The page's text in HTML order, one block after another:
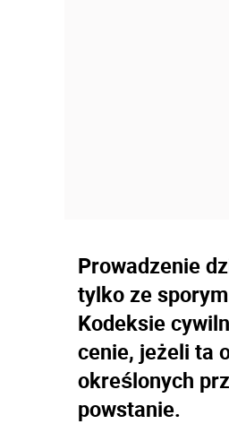
Prowadzenie
tylko ze
Kodeksie
cenie, jeżeli ta
określonych
powstanie.